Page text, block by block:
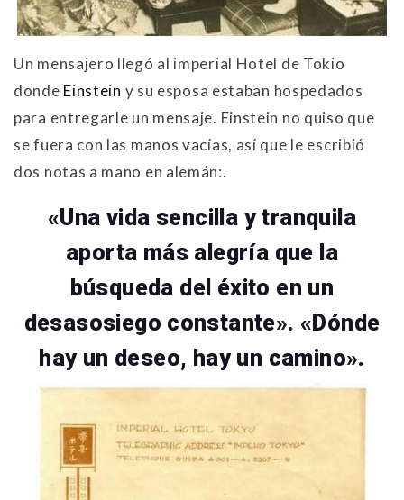
Un mensajero llegó al imperial Hotel de Tokio
donde Einstein y su esposa estaban hospedados
para entregarle un mensaje. Einstein no quiso que
se fuera con las manos vacías, así que le escribió
dos notas a mano en alemán:.
«Una vida sencilla y tranquila
aporta más alegría que la
búsqueda del éxito en un
desasosiego constante». «Dónde
hay un deseo, hay un camino».